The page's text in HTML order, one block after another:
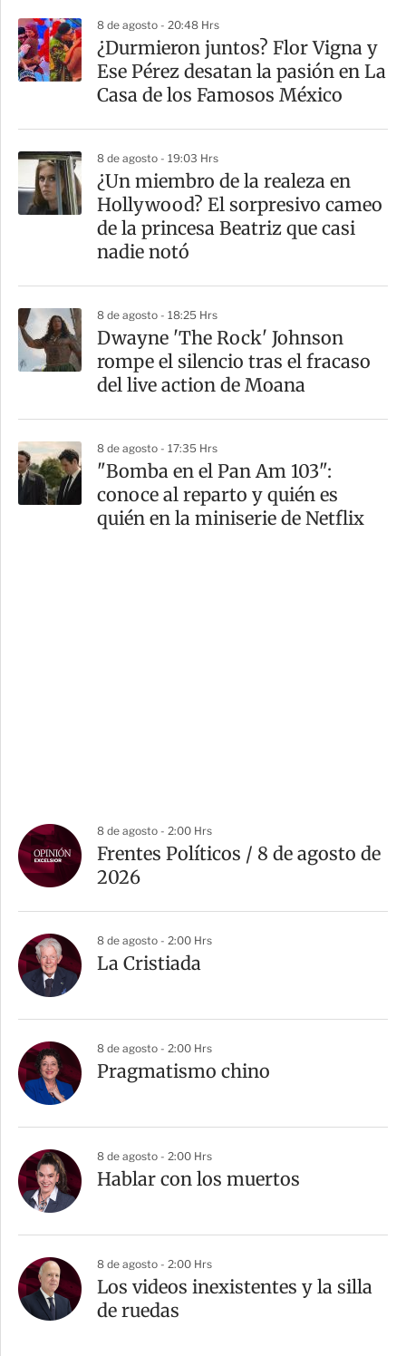
8 de agosto - 20:48 Hrs
¿Durmieron juntos? Flor Vigna y
Ese Pérez desatan la pasión en La
Casa de los Famosos México
8 de agosto - 19:03 Hrs
¿Un miembro de la realeza en
Hollywood? El sorpresivo cameo
de la princesa Beatriz que casi
nadie notó
8 de agosto - 18:25 Hrs
Dwayne 'The Rock' Johnson
rompe el silencio tras el fracaso
del live action de Moana
8 de agosto - 17:35 Hrs
"Bomba en el Pan Am 103":
conoce al reparto y quién es
quién en la miniserie de Netflix
8 de agosto - 2:00 Hrs
Frentes Políticos / 8 de agosto de
2026
8 de agosto - 2:00 Hrs
La Cristiada
8 de agosto - 2:00 Hrs
Pragmatismo chino
8 de agosto - 2:00 Hrs
Hablar con los muertos
8 de agosto - 2:00 Hrs
Los videos inexistentes y la silla
de ruedas